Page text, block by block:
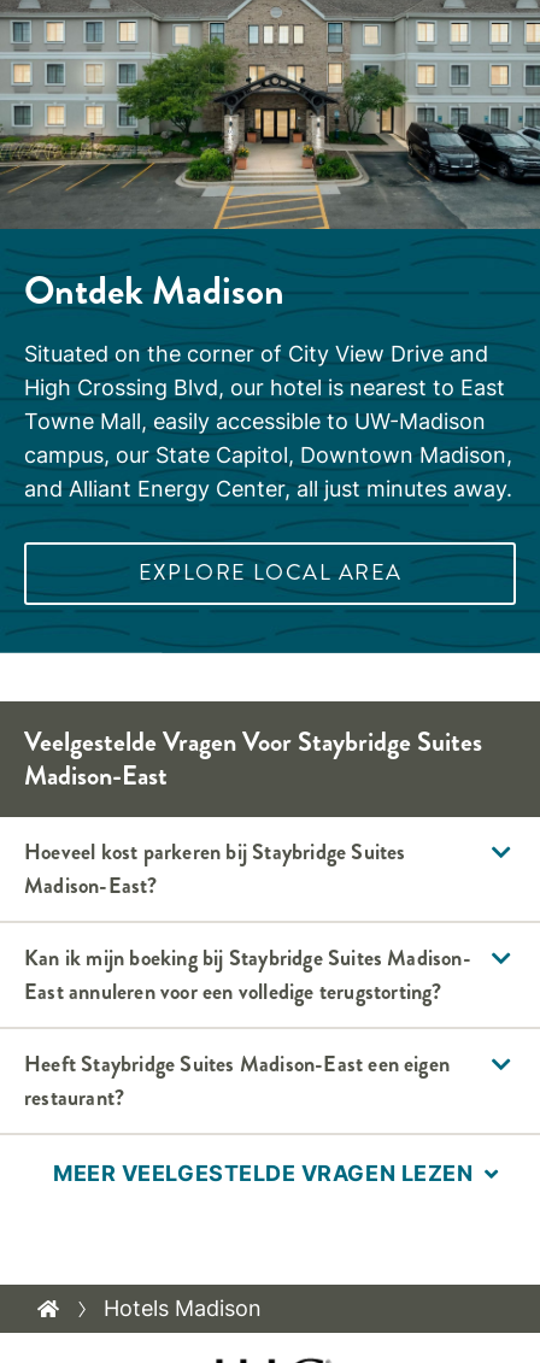
OntdekMadison
Situated on the corner of City View Drive and
High Crossing Blvd, our hotel is nearest to East
Towne Mall, easily accessible to UW-Madison
campus, our State Capitol, Downtown Madison,
and Alliant Energy Center, all just minutes away.
EXPLORE LOCAL AREA
Veelgestelde Vragen VoorStaybridge Suites
Madison-East
Hoeveel kost parkeren bijStaybridge Suites
Madison-East?
Kan ik mijn boeking bij Staybridge Suites Madison-
Eastannuleren voor een volledige terugstorting?
HeeftStaybridge Suites Madison-Easteen eigen
restaurant?
MEER VEELGESTELDE VRAGEN LEZEN
Hotels Madison